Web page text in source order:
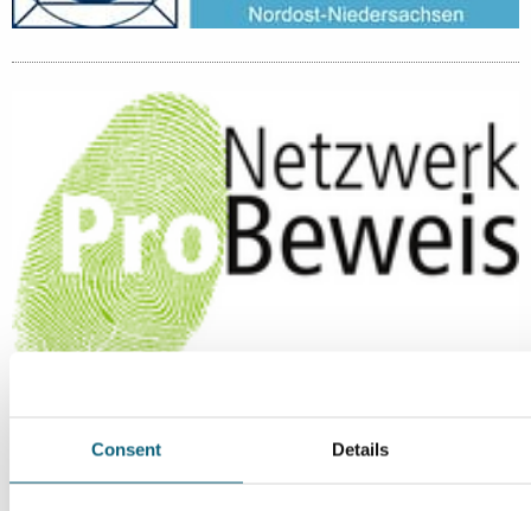
Consent Details